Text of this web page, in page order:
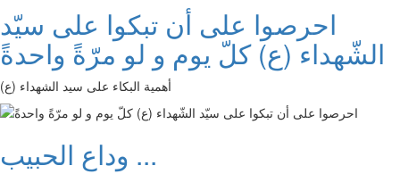
احرصوا على أن تبكوا على سيّد
الشّهداء (ع) كلّ يوم و لو مرّةً واحدةً
أهمية البكاء على سيد الشهداء (ع)
وداع الحبيب ...